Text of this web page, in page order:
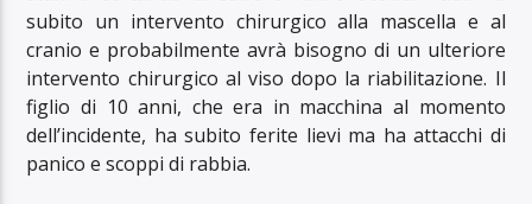
subito un intervento chirurgico alla mascella e al
cranio e probabilmente avrà bisogno di un ulteriore
intervento chirurgico al viso dopo la riabilitazione. Il
figlio di 10 anni, che era in macchina al momento
dell’incidente, ha subito ferite lievi ma ha attacchi di
panico e scoppi di rabbia.